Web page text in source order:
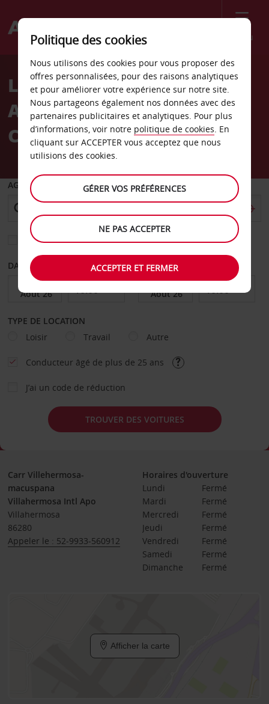
Menu
Welcome
AvisLocation de voiture
Aéroport international
Carlos Rovirosa
AGENCE DE DÉPART
Sélectionnez une autre agence de retour
DATE DE DÉPART DATE DE RETOUR
TYPE DE LOCATION
Loisir
Travail Autre
Conducteur âgé de plus de 25 ans
J’ai un code de réduction
TROUVER DES VOITURES
Carr Villehermosa-
macuspana
Villahermosa Intl Apo
Villahermosa
86280
Appeler le : 52-9933-560912
Horaires d'ouverture
Lundi
Fermé
Mardi
Fermé
Mercredi
Fermé
Jeudi
Fermé
Vendredi
Fermé
Samedi
Fermé
Dimanche
Fermé
Afficher la carte
Politique des cookies
Nous utilisons des cookies pour vous proposer des
offres personnalisées, pour des raisons analytiques
et pour améliorer votre expérience sur notre site.
Nous partageons également nos données avec des
partenaires publicitaires et analytiques. Pour plus
d’informations, voir notre politique de cookies. En
cliquant sur ACCEPTER vous acceptez que nous
utilisions des cookies.
GÉRER VOS PRÉFÉRENCES
NE PAS ACCEPTER
ACCEPTER ET FERMER